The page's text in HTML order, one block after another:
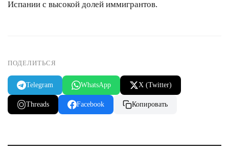
Испании с высокой долей иммигрантов.
ПОДЕЛИТЬСЯ
Telegram WhatsApp X (Twitter)
Threads Facebook Копировать